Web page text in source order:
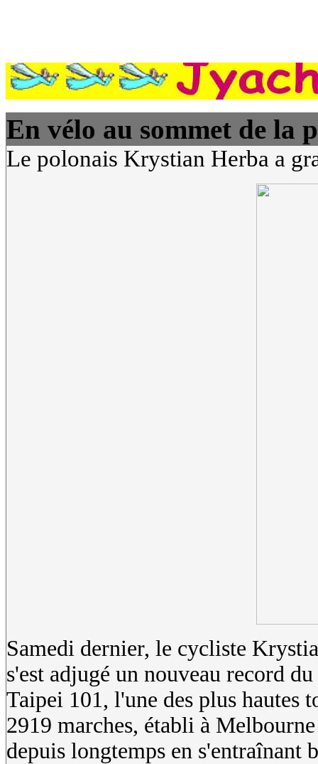
En vélo au sommet de la
Le polonais Krystian Herba a
Samedi dernier, le cycliste
s'est adjugé un nouveau record
Taipei 101, l'une des plus hautes
2919 marches, établi à
depuis longtemps en s'entraînant